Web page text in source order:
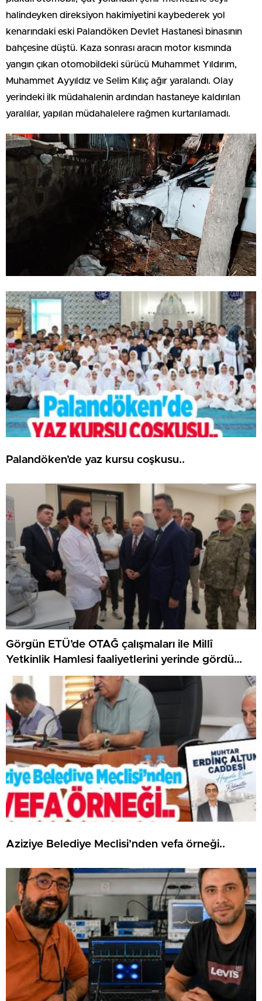
halindeyken direksiyon hakimiyetini kaybederek yol
kenarındaki eski Palandöken Devlet Hastanesi binasının
bahçesine düştü. Kaza sonrası aracın motor kısmında
yangın çıkan otomobildeki sürücü Muhammet Yıldırım,
Muhammet Ayyıldız ve Selim Kılıç ağır yaralandı. Olay
yerindeki ilk müdahalenin ardından hastaneye kaldırılan
yaralılar, yapılan müdahalelere rağmen kurtarılamadı.
Palandöken’de yaz kursu coşkusu..
Görgün ETÜ’de OTAĞ çalışmaları ile Millî
Yetkinlik Hamlesi faaliyetlerini yerinde gördü…
Aziziye Belediye Meclisi’nden vefa örneği..